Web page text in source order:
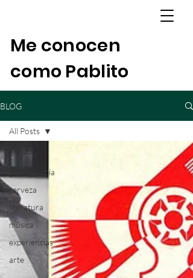
Me conocen
como Pablito
BLOG
All Posts
gastronomía
cerveza
literatura
música
experiencias
arte
All Posts